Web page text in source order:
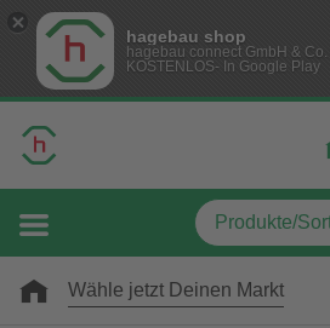
hagebau shop
hagebau connect GmbH & Co.
KOSTENLOS- In Google Play
Wähle jetzt Deinen Markt